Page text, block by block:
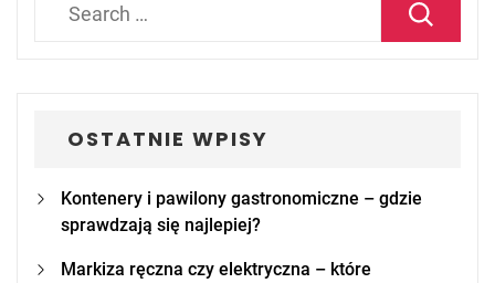
OSTATNIE WPISY
Kontenery i pawilony gastronomiczne – gdzie
sprawdzają się najlepiej?
Markiza ręczna czy elektryczna – które